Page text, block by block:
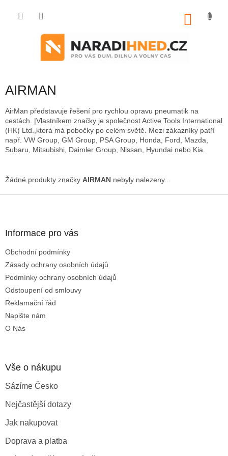
AIRMAN
AirMan představuje řešení pro rychlou opravu pneumatik na
cestách. |Vlastníkem značky je společnost Active Tools International
(HK) Ltd.,která má pobočky po celém světě. Mezi zákazníky patří
např. VW Group, GM Group, PSA Group, Honda, Ford, Mazda,
Subaru, Mitsubishi, Daimler Group, Nissan, Hyundai nebo Kia.
Žádné produkty značky AIRMAN nebyly nalezeny...
Informace pro vás
Obchodní podmínky
Zásady ochrany osobních údajů
Podmínky ochrany osobních údajů
Odstoupení od smlouvy
Reklamační řád
Napište nám
O Nás
Vše o nákupu
Sázíme Česko
Nejčastější dotazy
Jak nakupovat
Doprava a platba